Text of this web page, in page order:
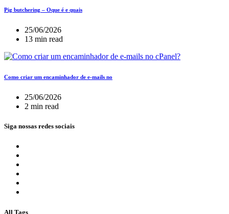
Pig butchering – Oque é e quais
25/06/2026
13 min read
Como criar um encaminhador de e-mails no
25/06/2026
2 min read
Siga nossas redes sociais
All Tags